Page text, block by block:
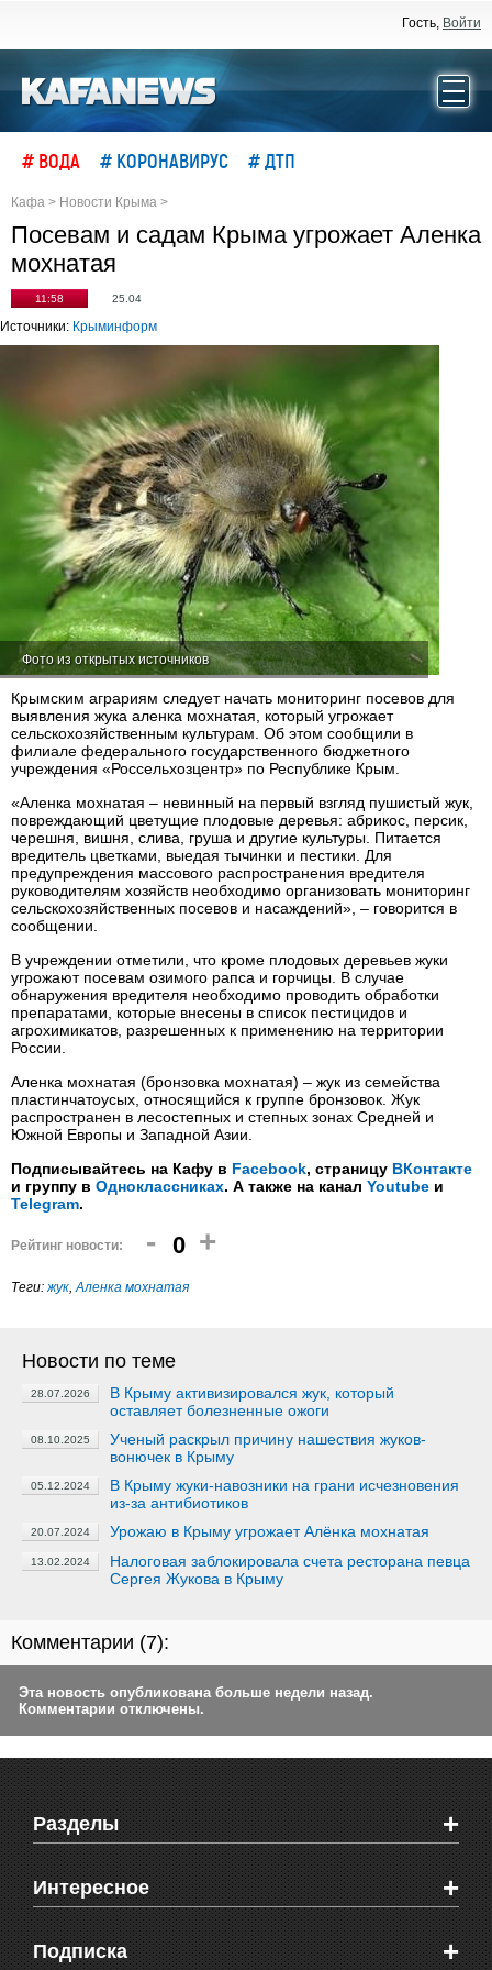
Гость, Войти
# ВОДА # КОРОНАВИРУС # ДТП
Кафа > Новости Крыма >
Посевам и садам Крыма угрожает Аленка
мохнатая
11:58 25.04
Источники: Крыминформ
Фото из открытых источников
Крымским аграриям следует начать мониторинг посевов для
выявления жука аленка мохнатая, который угрожает
сельскохозяйственным культурам. Об этом сообщили в
филиале федерального государственного бюджетного
учреждения «Россельхозцентр» по Республике Крым.
«Аленка мохнатая – невинный на первый взгляд пушистый жук,
повреждающий цветущие плодовые деревья: абрикос, персик,
черешня, вишня, слива, груша и другие культуры. Питается
вредитель цветками, выедая тычинки и пестики. Для
предупреждения массового распространения вредителя
руководителям хозяйств необходимо организовать мониторинг
сельскохозяйственных посевов и насаждений», – говорится в
сообщении.
В учреждении отметили, что кроме плодовых деревьев жуки
угрожают посевам озимого рапса и горчицы. В случае
обнаружения вредителя необходимо проводить обработки
препаратами, которые внесены в список пестицидов и
агрохимикатов, разрешенных к применению на территории
России.
Аленка мохнатая (бронзовка мохнатая) – жук из семейства
пластинчатоусых, относящийся к группе бронзовок. Жук
распространен в лесостепных и степных зонах Средней и
Южной Европы и Западной Азии.
Подписывайтесь на Кафу в Facebook, страницу ВКонтакте
и группу в Одноклассниках. А также на канал Youtube и
Telegram.
Рейтинг новости: - 0 +
Теги:жук,Аленка мохнатая
Новости по теме
28.07.2026
В Крыму активизировался жук, который
оставляет болезненные ожоги
08.10.2025
Ученый раскрыл причину нашествия жуков-
вонючек в Крыму
05.12.2024
В Крыму жуки-навозники на грани исчезновения
из-за антибиотиков
20.07.2024 Урожаю в Крыму угрожает Алёнка мохнатая
13.02.2024
Налоговая заблокировала счета ресторана певца
Сергея Жукова в Крыму
Комментарии (7):
Эта новость опубликована больше недели назад.
Комментарии отключены.
Разделы +
Новости Феодосии
Новости Крыма
Мировые новости
Объявления
Интересное +
Видео о Феодосии
Веб-камеры Феодосии
Подписка +